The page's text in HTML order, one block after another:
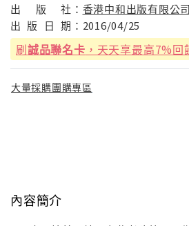
出
版 社： 香港中和出版有限公司
出 版 日 期： 2016/04/25
刷誠品聯名卡 ，天天享最高7%回
大量採購團購專區
內容簡介